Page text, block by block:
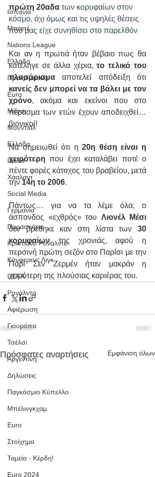
Ισπανία
Μπαπέ
Nations League
Ελλάδα
Προκριματικά
Euro
Μέσσι
Μουντιάλ
Ελλάδα
Ιταλία
Χάαλαντ
Social Media
Γερμανία
Παρασκήνιο
Κριστιάνο Ρονάλντο
Κόνφερενς Λιγκ
UEFA
Ρονάλντο
Αφιέρωση
Γιουρόπα
Τσέλσι
Αργεντινή
Δηλώσεις
Παγκόσμιο Κύπελλο
Μπέλινγκχαμ
Euro
Στοίχημα
Ταμεία - Κέρδη!
Euro 2024
πρώτη 20αδα των κορυφαίων στον
κόσμο, όχι όμως και τις υψηλές θέσεις
που μας είχε συνηθίσει στο παρελθόν
Και αν η πρωτιά ήταν βέβαιο πως θα
κατέληγε σε άλλα χέρια, το τελικό του
πλασάρισμα
κανείς δεν μπορεί να τα βάλει με τον
χρόνο, ακόμα και εκείνοι που στο
πέρασμα των ετών έχουν αποδειχθεί…
βιονικοί!
Να σημειωθεί ότι η 20η θέση είναι η
χειρότερη που έχει καταλάβει ποτέ o
πέντε φορές κάτοχος του βραβείου, μετά
την 14η το 2006.
Πάντως… για να τα λέμε όλα, ο
άσπονδος «εχθρός» του Λιονέλ Μέσι
δεν βρέθηκε καν στη λίστα των 30
κορυφαίων της χρονιάς, αφού η
περσινή πρώτη σεζόν στο Παρίσι με την
Παρί Σεν Ζερμέν ήταν μακράν η
χειρότερη της πλούσιας καριέρας του.
Πρόσφατες αναρτήσεις Εμφάνιση όλων